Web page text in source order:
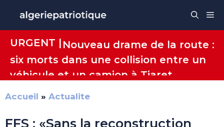
contenu
URGENT | Nouveau drame de la route :
six morts dans une collision entre un
véhicule et un camion à Tiaret
Accueil » Actualite
FFS : «Sans la reconstruction